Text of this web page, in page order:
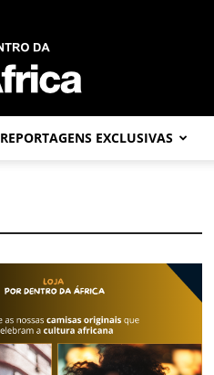
da
África
REPORTAGENS EXCLUSIVAS